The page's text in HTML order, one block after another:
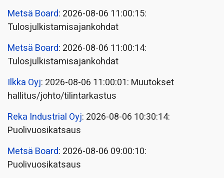
Metsä Board: 2026-08-06 11:00:15:
Tulosjulkistamisajankohdat
Metsä Board: 2026-08-06 11:00:14:
Tulosjulkistamisajankohdat
Ilkka Oyj: 2026-08-06 11:00:01: Muutokset
hallitus/johto/tilintarkastus
Reka Industrial Oyj: 2026-08-06 10:30:14:
Puolivuosikatsaus
Metsä Board: 2026-08-06 09:00:10:
Puolivuosikatsaus